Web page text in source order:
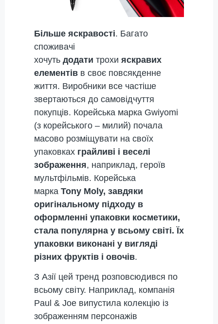
Більше яскравості. Багато
споживачі
хочуть додати трохи яскравих
елементів в своє повсякденне
життя. Виробники все частіше
звертаються до самовідчуття
покупців. Корейська марка Gwiyomi
(з корейського – милий) почала
масово розміщувати на своїх
упаковках грайливі і веселі
зображення, наприклад, героїв
мультфільмів. Корейська
марка Tony Moly, завдяки
оригінальному підходу в
оформленні упаковки косметики,
стала популярна у всьому світі. Їх
упаковки виконані у вигляді
різних фруктів і овочів.
З Азії цей тренд розповсюдився по
всьому світу. Наприклад, компанія
Paul & Joe випустила колекцію із
зображенням персонажів